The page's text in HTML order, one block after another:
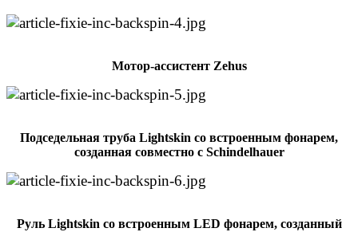
Мотор-ассистент Zehus
Подседельная труба Lightskin со встроенным фонарем,
созданная совместно с Schindelhauer
Руль Lightskin со встроенным LED фонарем, созданный